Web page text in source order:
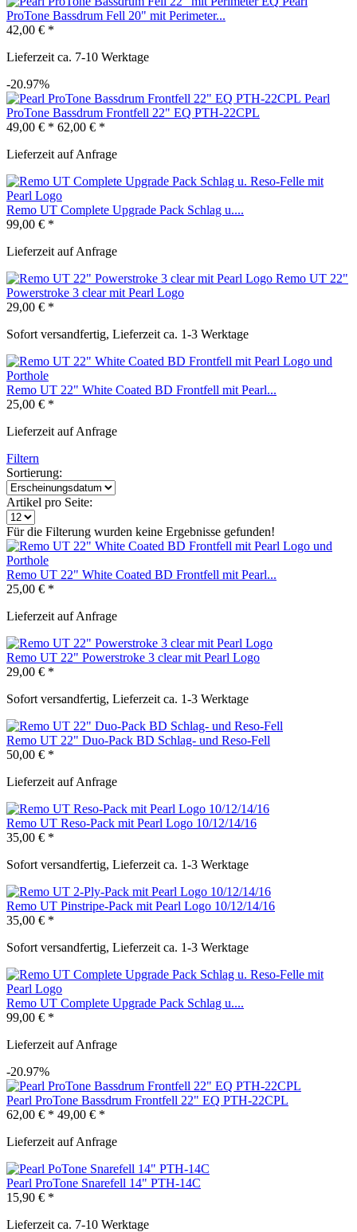
ProTone Bassdrum Fell 20" mit Perimeter...
42,00 € *
Lieferzeit ca. 7-10 Werktage
-20.97%
Pearl
ProTone Bassdrum Frontfell 22" EQ PTH-22CPL
49,00 € * 62,00 € *
Lieferzeit auf Anfrage
Remo UT Complete Upgrade Pack Schlag u....
99,00 € *
Lieferzeit auf Anfrage
Remo UT 22"
Powerstroke 3 clear mit Pearl Logo
29,00 € *
Sofort versandfertig, Lieferzeit ca. 1-3 Werktage
Remo UT 22" White Coated BD Frontfell mit Pearl...
25,00 € *
Lieferzeit auf Anfrage
Filtern
Sortierung:
Artikel pro Seite:
Für die Filterung wurden keine Ergebnisse gefunden!
Remo UT 22" White Coated BD Frontfell mit Pearl...
25,00 € *
Lieferzeit auf Anfrage
Remo UT 22" Powerstroke 3 clear mit Pearl Logo
29,00 € *
Sofort versandfertig, Lieferzeit ca. 1-3 Werktage
Remo UT 22" Duo-Pack BD Schlag- und Reso-Fell
50,00 € *
Lieferzeit auf Anfrage
Remo UT Reso-Pack mit Pearl Logo 10/12/14/16
35,00 € *
Sofort versandfertig, Lieferzeit ca. 1-3 Werktage
Remo UT Pinstripe-Pack mit Pearl Logo 10/12/14/16
35,00 € *
Sofort versandfertig, Lieferzeit ca. 1-3 Werktage
Remo UT Complete Upgrade Pack Schlag u....
99,00 € *
Lieferzeit auf Anfrage
-20.97%
Pearl ProTone Bassdrum Frontfell 22" EQ PTH-22CPL
62,00 € * 49,00 € *
Lieferzeit auf Anfrage
Pearl ProTone Snarefell 14" PTH-14C
15,90 € *
Lieferzeit ca. 7-10 Werktage